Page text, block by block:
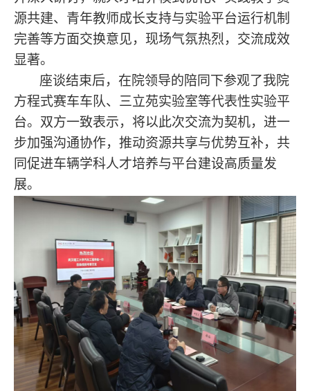
源共建、青年教师成长支持与实验平台运行机制
完善等方面交换意见，现场气氛热烈，交流成效
显著。
座谈结束后，在院领导的陪同下参观了我院
方程式赛车车队、三立苑实验室等代表性实验平
台。双方一致表示，将以此次交流为契机，进一
步加强沟通协作，推动资源共享与优势互补，共
同促进车辆学科人才培养与平台建设高质量发
展。